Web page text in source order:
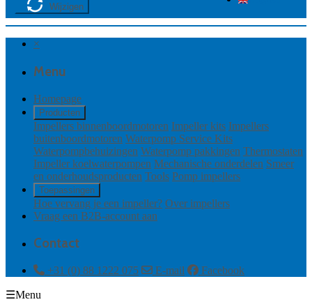
Wijzigen
×
Menu
Homepage
Producten
Impellers binnenboordmotoren Impeller kits Impellers
buitenboordmotoren Waterpomp Service Kits
Waterpompbehuizingen Waterpomp pakkingen Thermostaten
Impeller koelwaterpompen Mechanische onderdelen Smeer
en onderhoudsproducten Tools Pomp impellers
Toepassingen
Hoe vervang je een impeller? Over impellers
Vraag een B2B-account aan
Contact
+31 (0) 88 1222 075 E-mail Facebook
☰Menu